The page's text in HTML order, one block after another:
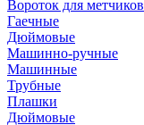
Вороток для метчиков
Гаечные
Дюймовые
Машинно-ручные
Машинные
Трубные
Плашки
Дюймовые